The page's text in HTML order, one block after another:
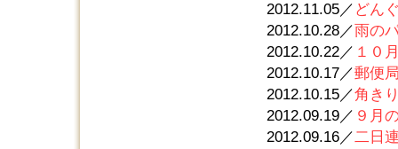
2012.11.05／ どん
2012.10.28／雨の
2012.10.22／ １０
2012.10.17／郵便
2012.10.15／角き
2012.09.19／ ９月
2012.09.16／二日